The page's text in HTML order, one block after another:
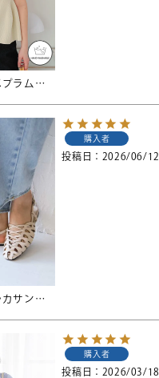
ゴールド釦半袖ペプラムニットカーディガン
レースアップグルカサンダル
購入者
投稿日 2026/06/12
購入者
投稿日 2026/03/18